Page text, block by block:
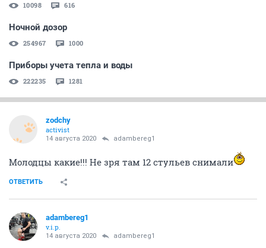
10098 616
Ночной дозор
254967 1000
Приборы учета тепла и воды
222235 1281
zodchy
activist
14 августа 2020 adambereg1
Молодцы какие!!! Не зря там 12 стульев снимали
ОТВЕТИТЬ
adambereg1
v.i.p.
14 августа 2020 adambereg1